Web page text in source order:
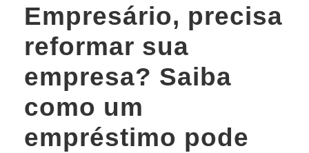
Empresário, precisa
reformar sua
empresa? Saiba
como um
empréstimo pode